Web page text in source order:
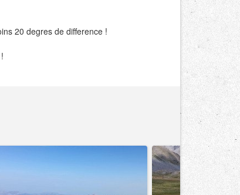
20 degres de difference !